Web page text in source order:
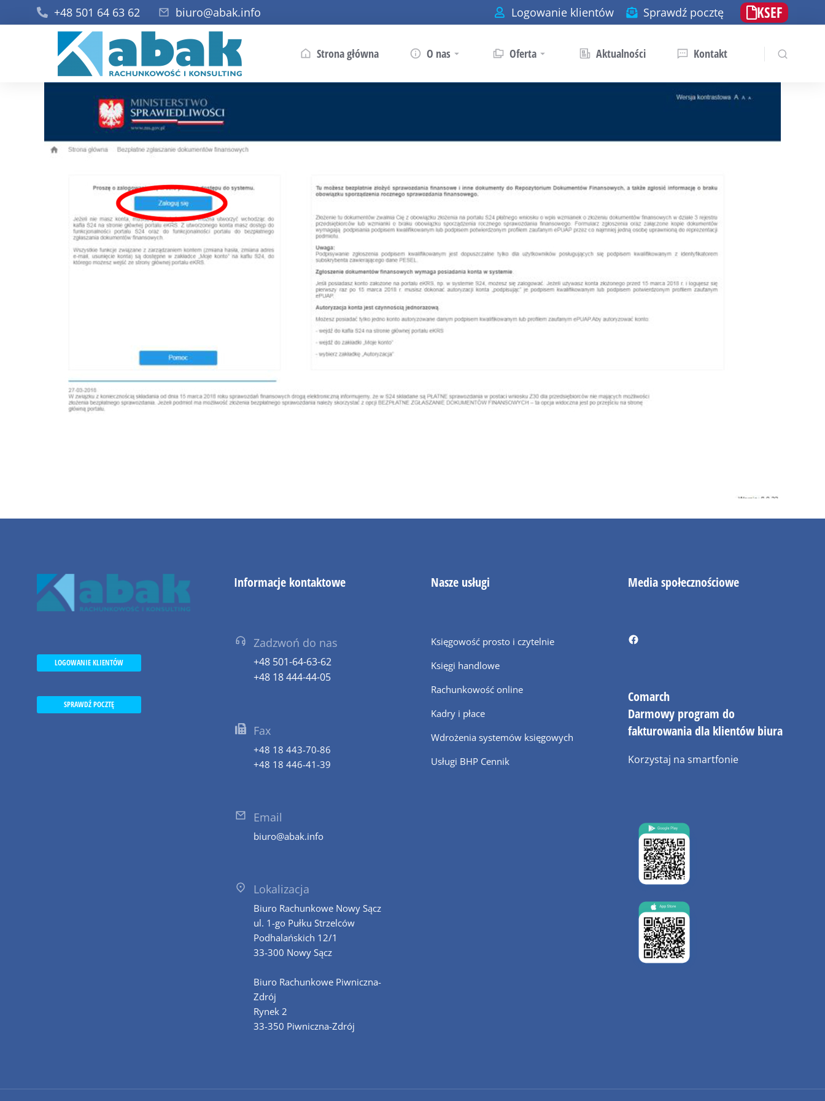
+48 501 64 63 62 biuro@abak.info Logowanie klientów Sprawdź pocztę KSEF
Strona główna O nas Oferta Aktualności Kontakt
LOGOWANIE KLIENTÓW
SPRAWDŹ POCZTĘ
Informacje kontaktowe
Zadzwoń do nas
+48 501-64-63-62
+48 18 444-44-05
Fax
+48 18 443-70-86
+48 18 446-41-39
Email
biuro@abak.info
Lokalizacja
Biuro Rachunkowe Nowy Sącz
ul. 1-go Pułku Strzelców
Podhalańskich 12/1
33-300 Nowy Sącz
Biuro Rachunkowe Piwniczna-
Zdrój
Rynek 2
33-350 Piwniczna-Zdrój
Nasze usługi
Księgowość prosto i czytelnie
Księgi handlowe
Rachunkowość online
Kadry i płace
Wdrożenia systemów księgowych
Usługi BHP Cennik
Media społecznościowe
Comarch
Darmowy program do
fakturowania dla klientów biura
Korzystaj na smartfonie